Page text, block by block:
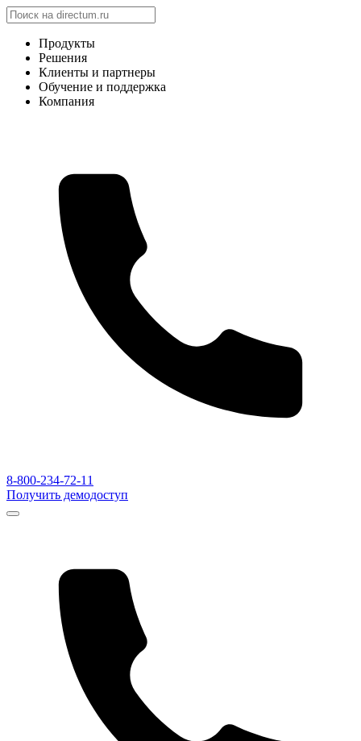
Продукты
Решения
Клиенты и партнеры
Обучение и поддержка
Компания
8-800-234-72-11
Получить демодоступ